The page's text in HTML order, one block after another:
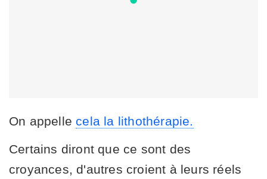
On appelle cela la lithothérapie.
Certains diront que ce sont des
croyances, d'autres croient à leurs réels